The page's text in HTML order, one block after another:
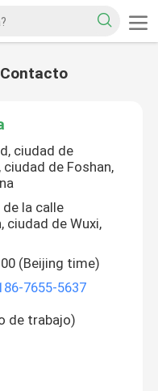
ciudad de
de Foshan,
de la calle
ciudad de Wuxi,
(Beijing time)
7655-5637
de trabajo)